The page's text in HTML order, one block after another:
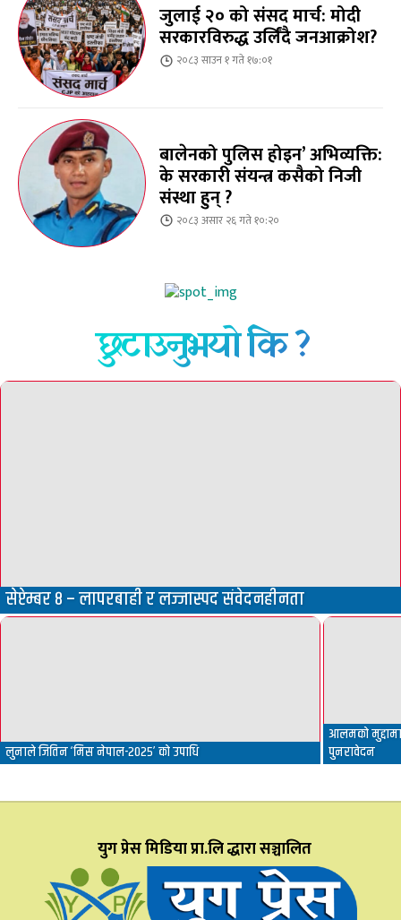
जुलाई २० को संसद मार्च: मोदी
सरकारविरुद्ध उर्लिंदै जनआक्रोश?
२०८३ साउन १ गते १७:०१
बालेनको पुलिस होइन’ अभिव्यक्ति:
के सरकारी संयन्त्र कसैको निजी
संस्था हुन् ?
२०८३ असार २६ गते १०:२०
छुटाउनुभयो कि ?
सेप्टेम्बर ८ – लापरबाही र लज्जास्पद संवेदनहीनता
लुनाले जितिन ‘मिस नेपाल-२०२५’ को उपाधि
आलमको
पुनरावेदन
युग प्रेस मिडिया प्रा.लि द्धारा सञ्चालित